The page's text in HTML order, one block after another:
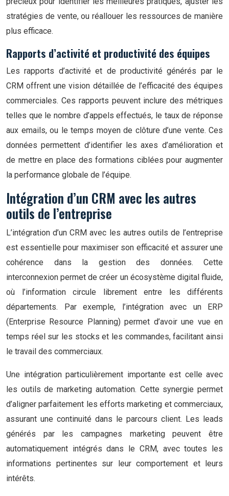
stratégies de vente, ou réallouer les ressources de manière
plus efficace.
Rapports d’activité et productivité des équipes
Les rapports d’activité et de productivité générés par le
CRM offrent une vision détaillée de l’efficacité des équipes
commerciales. Ces rapports peuvent inclure des métriques
telles que le nombre d’appels effectués, le taux de réponse
aux emails, ou le temps moyen de clôture d’une vente. Ces
données permettent d’identifier les axes d’amélioration et
de mettre en place des formations ciblées pour augmenter
la performance globale de l’équipe.
Intégration d’un CRM avec les autres
outils de l’entreprise
L’intégration d’un CRM avec les autres outils de l’entreprise
est essentielle pour maximiser son efficacité et assurer une
cohérence dans la gestion des données. Cette
interconnexion permet de créer un écosystème digital fluide,
où l’information circule librement entre les différents
départements. Par exemple, l’intégration avec un ERP
(Enterprise Resource Planning) permet d’avoir une vue en
temps réel sur les stocks et les commandes, facilitant ainsi
le travail des commerciaux.
Une intégration particulièrement importante est celle avec
les outils de marketing automation. Cette synergie permet
d’aligner parfaitement les efforts marketing et commerciaux,
assurant une continuité dans le parcours client. Les leads
générés par les campagnes marketing peuvent être
automatiquement intégrés dans le CRM, avec toutes les
informations pertinentes sur leur comportement et leurs
intérêts.